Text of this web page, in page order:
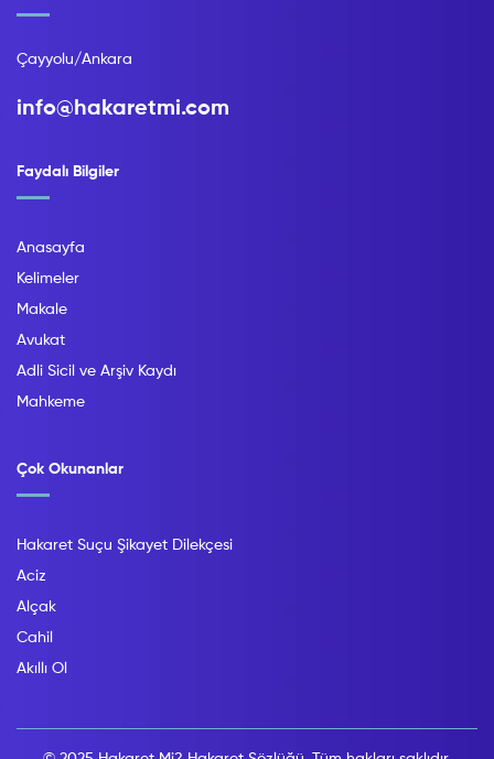
Faydalı Bilgiler
Anasayfa
Kelimeler
Makale
Avukat
Adli Sicil ve Arşiv Kaydı
Mahkeme
Çok Okunanlar
Hakaret Suçu Şikayet Dilekçesi
Aciz
Alçak
Cahil
Akıllı Ol
Çayyolu/Ankara
info@hakaretmi.com